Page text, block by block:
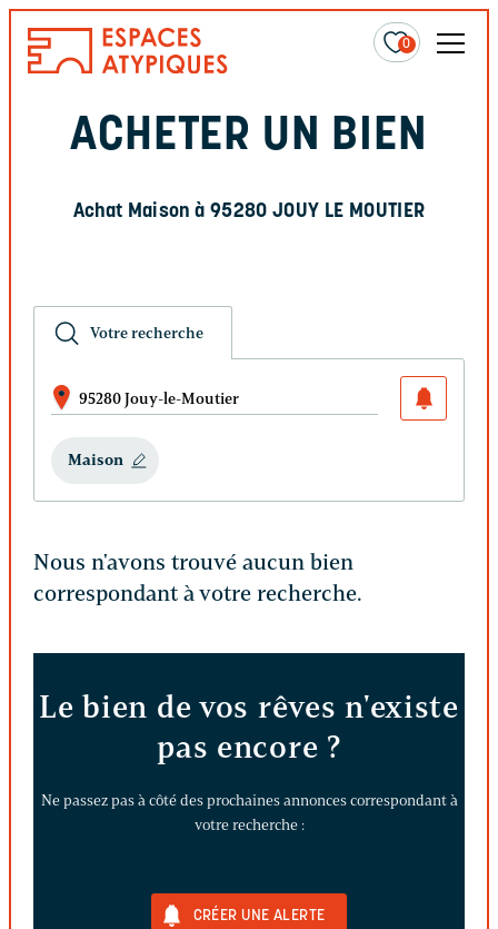
0
ACHETER UN BIEN
Achat Maison à 95280 JOUY LE MOUTIER
Votre recherche
95280 Jouy-le-Moutier
Maison
Nous n'avons trouvé aucun bien
correspondant à votre recherche.
Le bien de vos rêves n'existe
pas encore ?
Ne passez pas à côté des prochaines annonces correspondant à
votre recherche :
CRÉER UNE ALERTE